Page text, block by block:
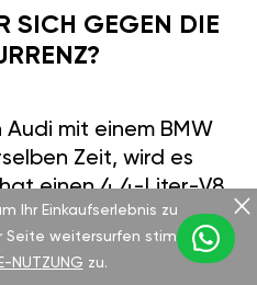
SICH GEGEN DIE
mit einem BMW
Zeit, wird es
einen 4,4-Liter-V8
Beide
6,1 Sekunden.
des Audi greift
Ihr Einkaufserlebnis zu
Seite weitersurfen stimmen
NUTZUNG zu.